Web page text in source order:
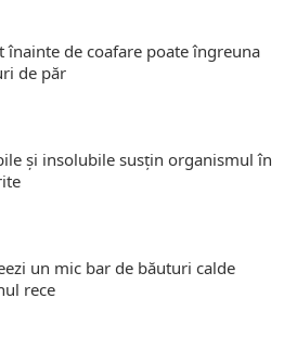
înainte de coafare poate îngreuna
de păr
și insolubile susțin organismul în
un mic bar de băuturi calde
rece